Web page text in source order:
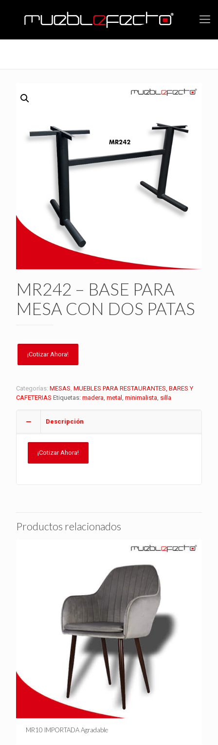
MR242 – BASE PARA
MESA CON DOS PATAS
Categorías: MESAS, MUEBLES PARA RESTAURANTES, BARES Y
CAFETERIAS Etiquetas: madera, metal , minimalista, silla
Descripción
¡Cotizar Ahora!
Productos relacionados
MR10 IMPORTADA Agradable